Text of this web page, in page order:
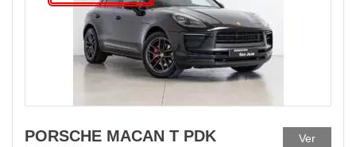
PORSCHE MACAN T PDK
Ver